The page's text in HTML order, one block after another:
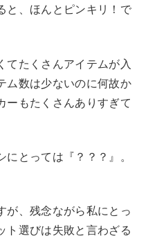
と、ほんとピンキリ！で
てたくさんアイテムが入
ム数は少ないのに何故か
もたくさんありすぎて
とっては『？？？』。
が、残念ながら私にとっ
ト選びは失敗と言わざる